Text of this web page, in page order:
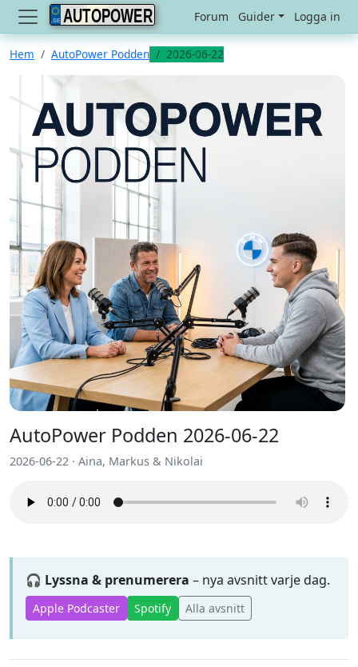
AUTOPOWER Forum Guider Logga in
Hem AutoPower Podden 2026-06-22
AutoPower Podden 2026-06-22
2026-06-22 · Aina, Markus & Nikolai
🎧 Lyssna & prenumerera – nya avsnitt varje dag.
Apple Podcaster Spotify Alla avsnitt